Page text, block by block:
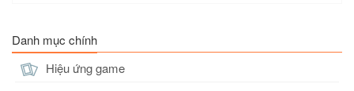
Danh mục chính
Hiệu ứng game